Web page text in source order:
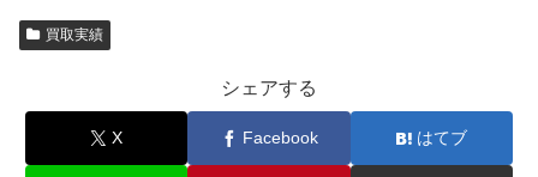
買取実績
シェアする
X Facebook はてブ